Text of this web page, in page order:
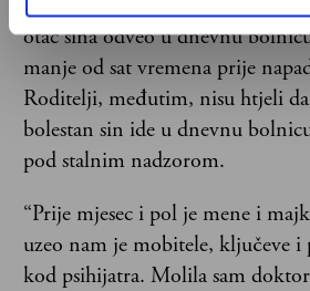
pitanje. Majka je, naime,
otac sina odveo u dnevnu
manje od sat vremena prije
Roditelji, međutim, nisu htjeli
bolestan sin ide u dnevnu
pod stalnim nadzorom.
“Prije mjesec i pol je mene i
uzeo nam je mobitele, ključeve i
kod psihijatra. Molila sam